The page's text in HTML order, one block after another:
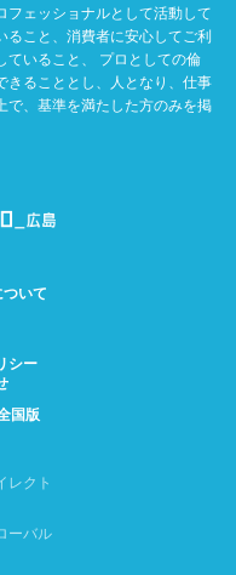
ェッショナルとして活動して
ること、消費者に安心してご利
ていること、 プロとしての倫
きることとし、人となり、仕事
で、基準を満たした方のみを掲
いて
シー
国版
レクト
ーバル